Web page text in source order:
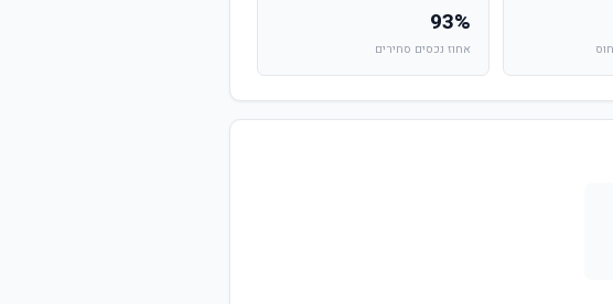
93%
אחוז נכסים סחירים